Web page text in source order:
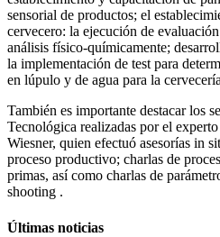
sensorial de productos; el
cervecero: la ejecución de
análisis físico-químicamente;
la implementación de test para
en lúpulo y de agua para la
También es importante destacar los
Tecnológica realizadas por el
Wiesner, quien efectuó asesorías in
proceso productivo; charlas de
primas, así como charlas de
shooting .
Últimas noticias